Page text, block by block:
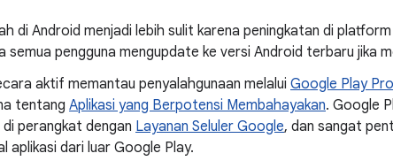
di Android menjadi lebih sulit karena peningkatan di
semua pengguna mengupdate ke versi Android terbaru jika
aktif memantau penyalahgunaan melalui Google Play
tentang Aplikasi yang Berpotensi Membahayakan. Google
perangkat dengan Layanan Seluler Google, dan sangat
aplikasi dari luar Google Play.